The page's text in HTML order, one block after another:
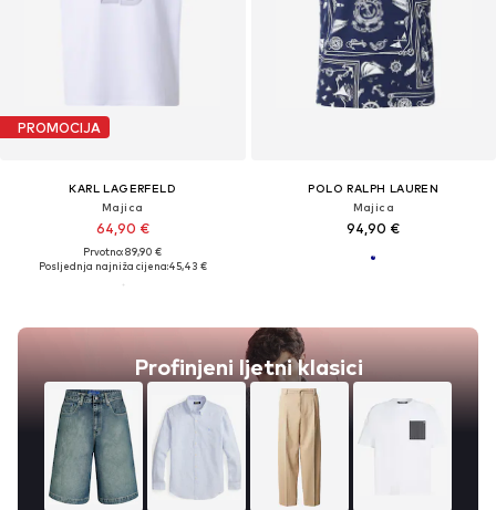
PROMOCIJA
KARL LAGERFELD
Majica
64,90 €
Prvotno: 89,90 €
Posljednja najniža cijena:45,43 €
Profinjeni ljetni klasici
POLO RALPH LAUREN
Majica
94,90 €